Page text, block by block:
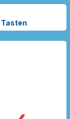
Tasten